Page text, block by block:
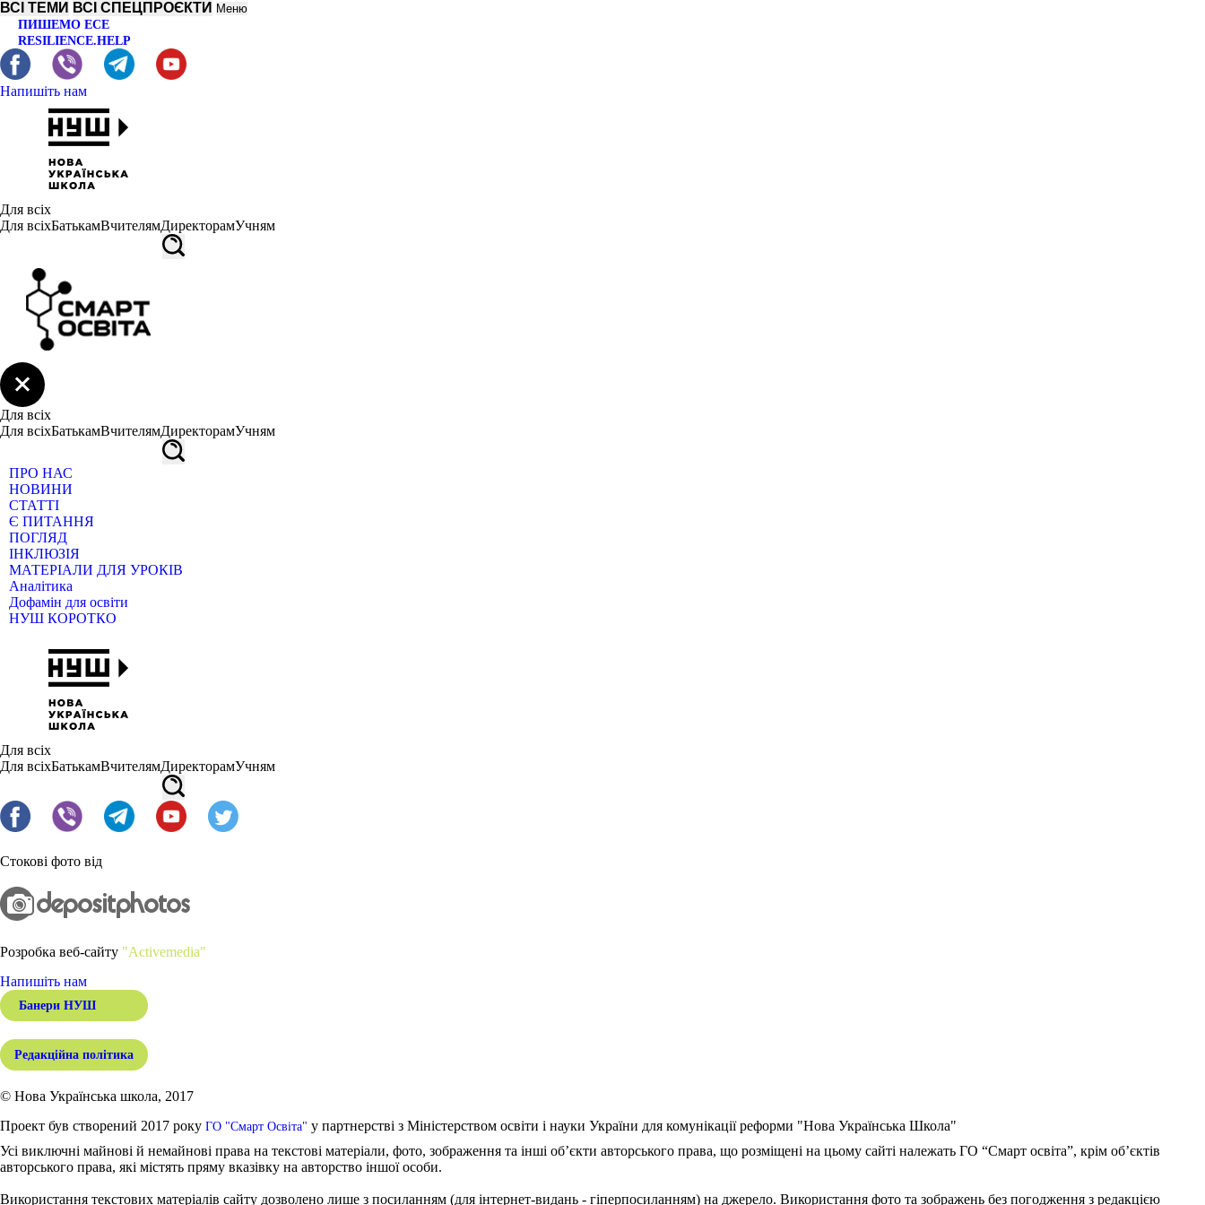
ВСІ ТЕМИ ВСІ СПЕЦПРОЄКТИ Меню
ПИШЕМО ЕСЕ
RESILIENCE.HELP
Напишіть нам
Для всіх
Для всіхБатькамВчителямДиректорамУчням
Для всіх
Для всіхБатькамВчителямДиректорамУчням
ПРО НАС
НОВИНИ
СТАТТІ
Є ПИТАННЯ
ПОГЛЯД
ІНКЛЮЗІЯ
МАТЕРІАЛИ ДЛЯ УРОКІВ
Аналітика
Дофамін для освіти
НУШ КОРОТКО
Для всіх
Для всіхБатькамВчителямДиректорамУчням
Стокові фото від
Розробка веб-сайту "Activemedia"
Напишіть нам
Банери НУШ
Редакційна політика
© Нова Українська школа, 2017
Проект був створений 2017 року ГО "Смарт Освіта" у партнерстві з Міністерством освіти і науки України для комунікації реформи "Нова Українська Школа"
Усі виключні майнові й немайнові права на текстові матеріали, фото, зображення та інші об’єкти авторського права, що розміщені на цьому сайті належать ГО “Смарт освіта”, крім об’єктів
авторського права, які містять пряму вказівку на авторство іншої особи.
Використання текстових матеріалів сайту дозволено лише з посиланням (для інтернет-видань - гіперпосиланням) на джерело. Використання фото та зображень без погодження з редакцією